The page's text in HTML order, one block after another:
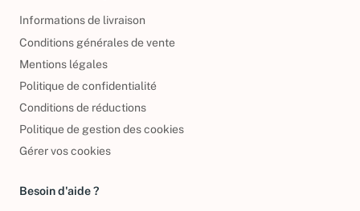
Informations de livraison
Conditions générales de vente
Mentions légales
Politique de confidentialité
Conditions de réductions
Politique de gestion des cookies
Gérer vos cookies
Besoin d'aide ?